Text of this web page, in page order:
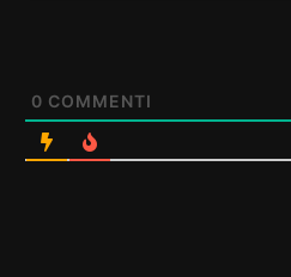
0 COMMENTI